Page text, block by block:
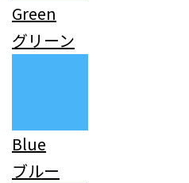
Green
グリーン
Blue
ブルー